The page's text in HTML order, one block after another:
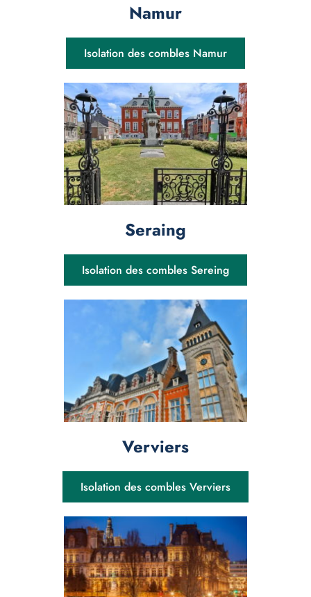
Namur
Isolation des combles Namur
Seraing
Isolation des combles Sereing
Verviers
Isolation des combles Verviers